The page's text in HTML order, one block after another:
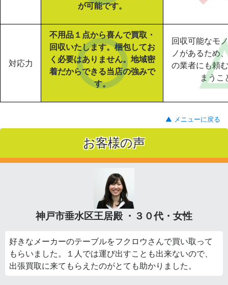
が可能です。
対応力
不用品１点から喜んで買取・
回収いたします。梱包してお
く必要はありません。地域密
着だからできる当店の強みで
す。
回収可能なモ
ノがあるため
の業者にも頼
まうこ
▲ メニューに戻る
お客様の声
神戸市垂水区王居殿 ・３０代・女性
好きなメーカーのテーブルをフクロウさんで買い取って
もらいました。１人では運び出すことも出来ないので、
出張買取に来てもらえたのがとても助かりました。